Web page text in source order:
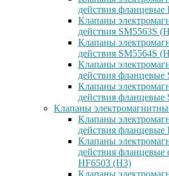
действия
Клапаны
действия SM5563S
Клапаны
действия SM5564S
Клапаны
действия
Клапаны
действия
Клапаны
Клапаны
действия
Клапаны
действия
HF6503 (Н3)
Клапаны